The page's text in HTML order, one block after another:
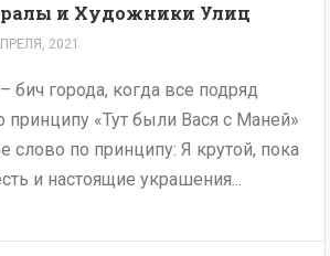
и Художники Улиц
2021
бич города, когда все подряд
принципу «Тут были Вася с Маней»
слово по принципу: Я крутой, пока
и настоящие украшения...